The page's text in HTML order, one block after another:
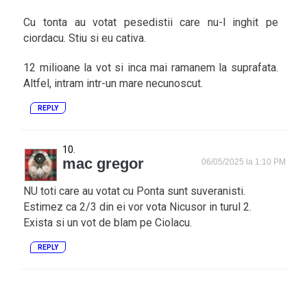
Cu tonta au votat pesedistii care nu-l inghit pe
ciordacu. Stiu si eu cativa.
12 milioane la vot si inca mai ramanem la suprafata.
Altfel, intram intr-un mare necunoscut.
REPLY
mac gregor 06/05/2025 la 1:10 PM
NU toti care au votat cu Ponta sunt suveranisti.
Estimez ca 2/3 din ei vor vota Nicusor in turul 2.
Exista si un vot de blam pe Ciolacu.
REPLY